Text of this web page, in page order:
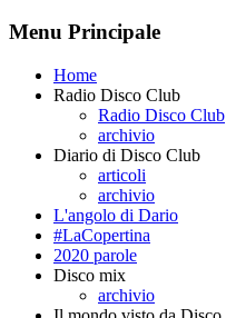
Menu Principale
Home
Radio Disco Club
Radio Disco Club
archivio
Diario di Disco Club
articoli
archivio
L'angolo di Dario
#LaCopertina
2020 parole
Disco mix
archivio